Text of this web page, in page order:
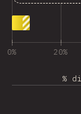
0% 20%
%